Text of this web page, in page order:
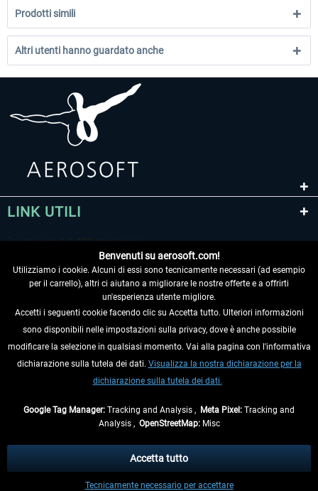
Prodotti simili
Altri utenti hanno guardato anche
LINK UTILI
RECEDERE DAL CONTRATTO
INFORMAZIONI
eventualmente le spese di spedizione, se non diversamente descritto.
** Riguarda le spedizioni al di fuori della Germania, i tempi di consegna per le
Benvenuti su aerosoft.com!
Utilizziamo i cookie. Alcuni di essi sono tecnicamente necessari (ad esempio
per il carrello), altri ci aiutano a migliorare le nostre offerte e a offrirti
un'esperienza utente migliore.
Accetti i seguenti cookie facendo clic su Accetta tutto. Ulteriori informazioni
sono disponibili nelle impostazioni sulla privacy, dove è anche possibile
modificare la selezione in qualsiasi momento. Vai alla pagina con l'informativa
dichiarazione sulla tutela dei dati. Visualizza la nostra dichiarazione per la
dichiarazione sulla tutela dei dati.
Google Tag Manager: Tracking and Analysis , Meta Pixel: Tracking and
Analysis , OpenStreetMap:Misc
Tecnicamente necessario per accettare
Accetta tutto